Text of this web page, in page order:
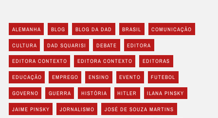
ALEMANHA BLOG BLOG DA DAD BRASIL COMUNICAÇÃO
CULTURA DAD SQUARISI DEBATE EDITORA
EDITORA CONTEXTO EDITORA CONTEXTO EDITORAS
EDUCAÇÃO EMPREGO ENSINO EVENTO FUTEBOL
GOVERNO GUERRA HISTÓRIA HITLER ILANA PINSKY
JAIME PINSKY JORNALISMO JOSÉ DE SOUZA MARTINS